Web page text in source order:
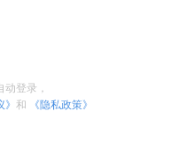
登录，
》 和 《隐私政策》